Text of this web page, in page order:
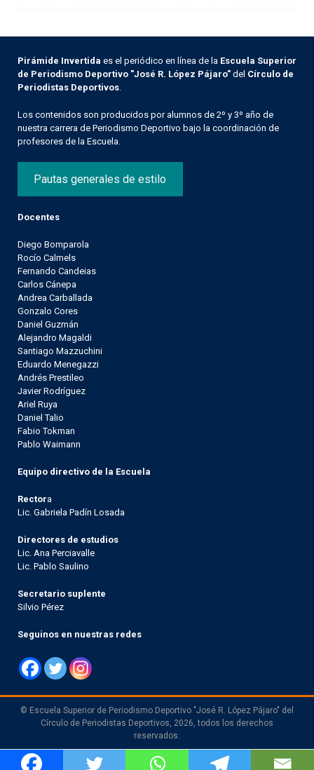
Pirámide Invertida es el periódico en línea de la Escuela Superior
de Periodismo Deportivo "José R. López Pájaro" del Círculo de
Periodistas Deportivos
Los contenidos son producidos por alumnos de 2º y 3º año de
nuestra carrera de Periodismo Deportivo bajo la coordinación de
profesores de la Escuela.
Pautas generales de estilo
Docentes
Diego Bomparola
Rocío Calmels
Fernando Candeias
Carlos Cánepa
Andrea Carballada
Gonzalo Cores
Daniel Guzmán
Alejandro Magaldi
Santiago Mazzuchini
Eduardo Menegazzi
Andrés Prestileo
Javier Rodríguez
Ariel Ruya
Daniel Talio
Fabio Tokman
Pablo Waimann
Equipo directivo de la Escuela
Rectora
Lic. Gabriela Padín Losada
Directores de estudios
Lic. Ana Perciavalle
Lic. Pablo Saulino
Secretario suplente
Silvio Pérez
Seguinos en nuestras redes
© Escuela Superior de Periodismo Deportivo "José R. López Pájaro" del
Círculo de Periodistas Deportivos, 2026, todos los derechos
reservados.